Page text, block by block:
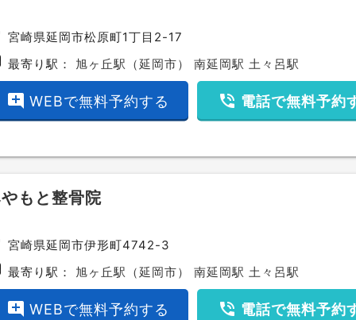
宮崎県延岡市松原町1丁目2-17
最寄り駅： 旭ヶ丘駅（延岡市） 南延岡駅 土々呂駅
add_comment WEBで無料予約する phone_in_talk 電話で無料予約
もと整骨院
宮崎県延岡市伊形町4742-3
最寄り駅： 旭ヶ丘駅（延岡市） 南延岡駅 土々呂駅
add_comment WEBで無料予約する phone_in_talk 電話で無料予約